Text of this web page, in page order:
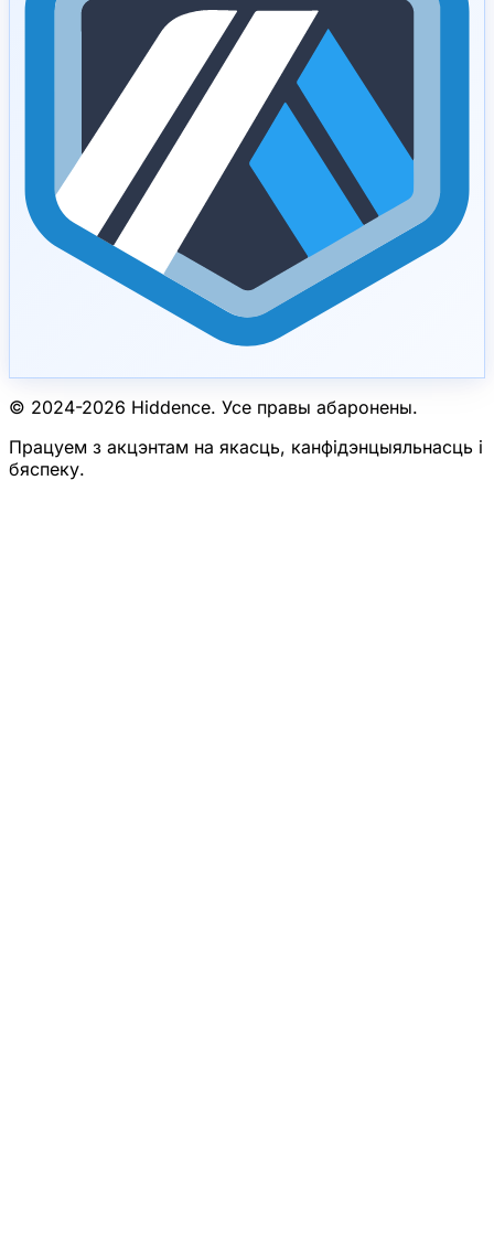
© 2024-2026 Hiddence. Усе правы абаронены.
Працуем з акцэнтам на якасць, канфідэнцыяльнасць і
бяспеку.